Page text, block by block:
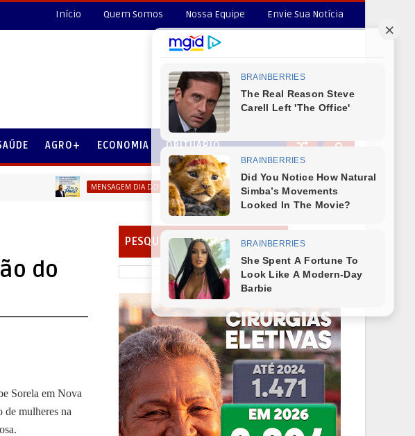
Início Quem Somos Nossa Equipe Envie Sua Notícia
AGRO+ ECONOMIA OBITUÁRIO
MENSAGEM DIA DOS PAIS Prefeito de Virmond Fernando Mierzva deseja um Feliz
do
Sorela em Nova
de mulheres na
PESQUISAR EM NOSSO PORTAL